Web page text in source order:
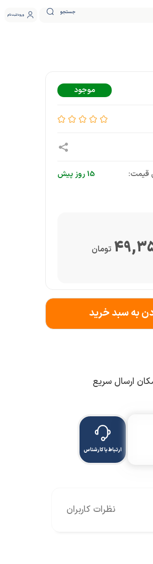
جستجو ورود ثبت نام
موجود
قیمت: 15 روز پیش
تومان
به سبد خرید
ارسال سریع
ارتباط با کارشناس
نظرات کاربران